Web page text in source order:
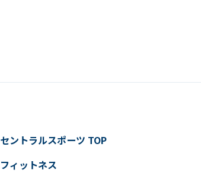
セントラルスポーツ TOP
フィットネス